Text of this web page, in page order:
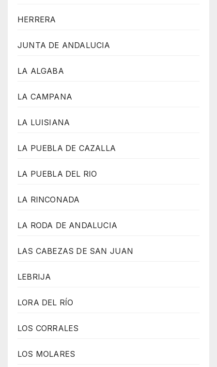
HERRERA
JUNTA DE ANDALUCIA
LA ALGABA
LA CAMPANA
LA LUISIANA
LA PUEBLA DE CAZALLA
LA PUEBLA DEL RIO
LA RINCONADA
LA RODA DE ANDALUCIA
LAS CABEZAS DE SAN JUAN
LEBRIJA
LORA DEL RÍO
LOS CORRALES
LOS MOLARES